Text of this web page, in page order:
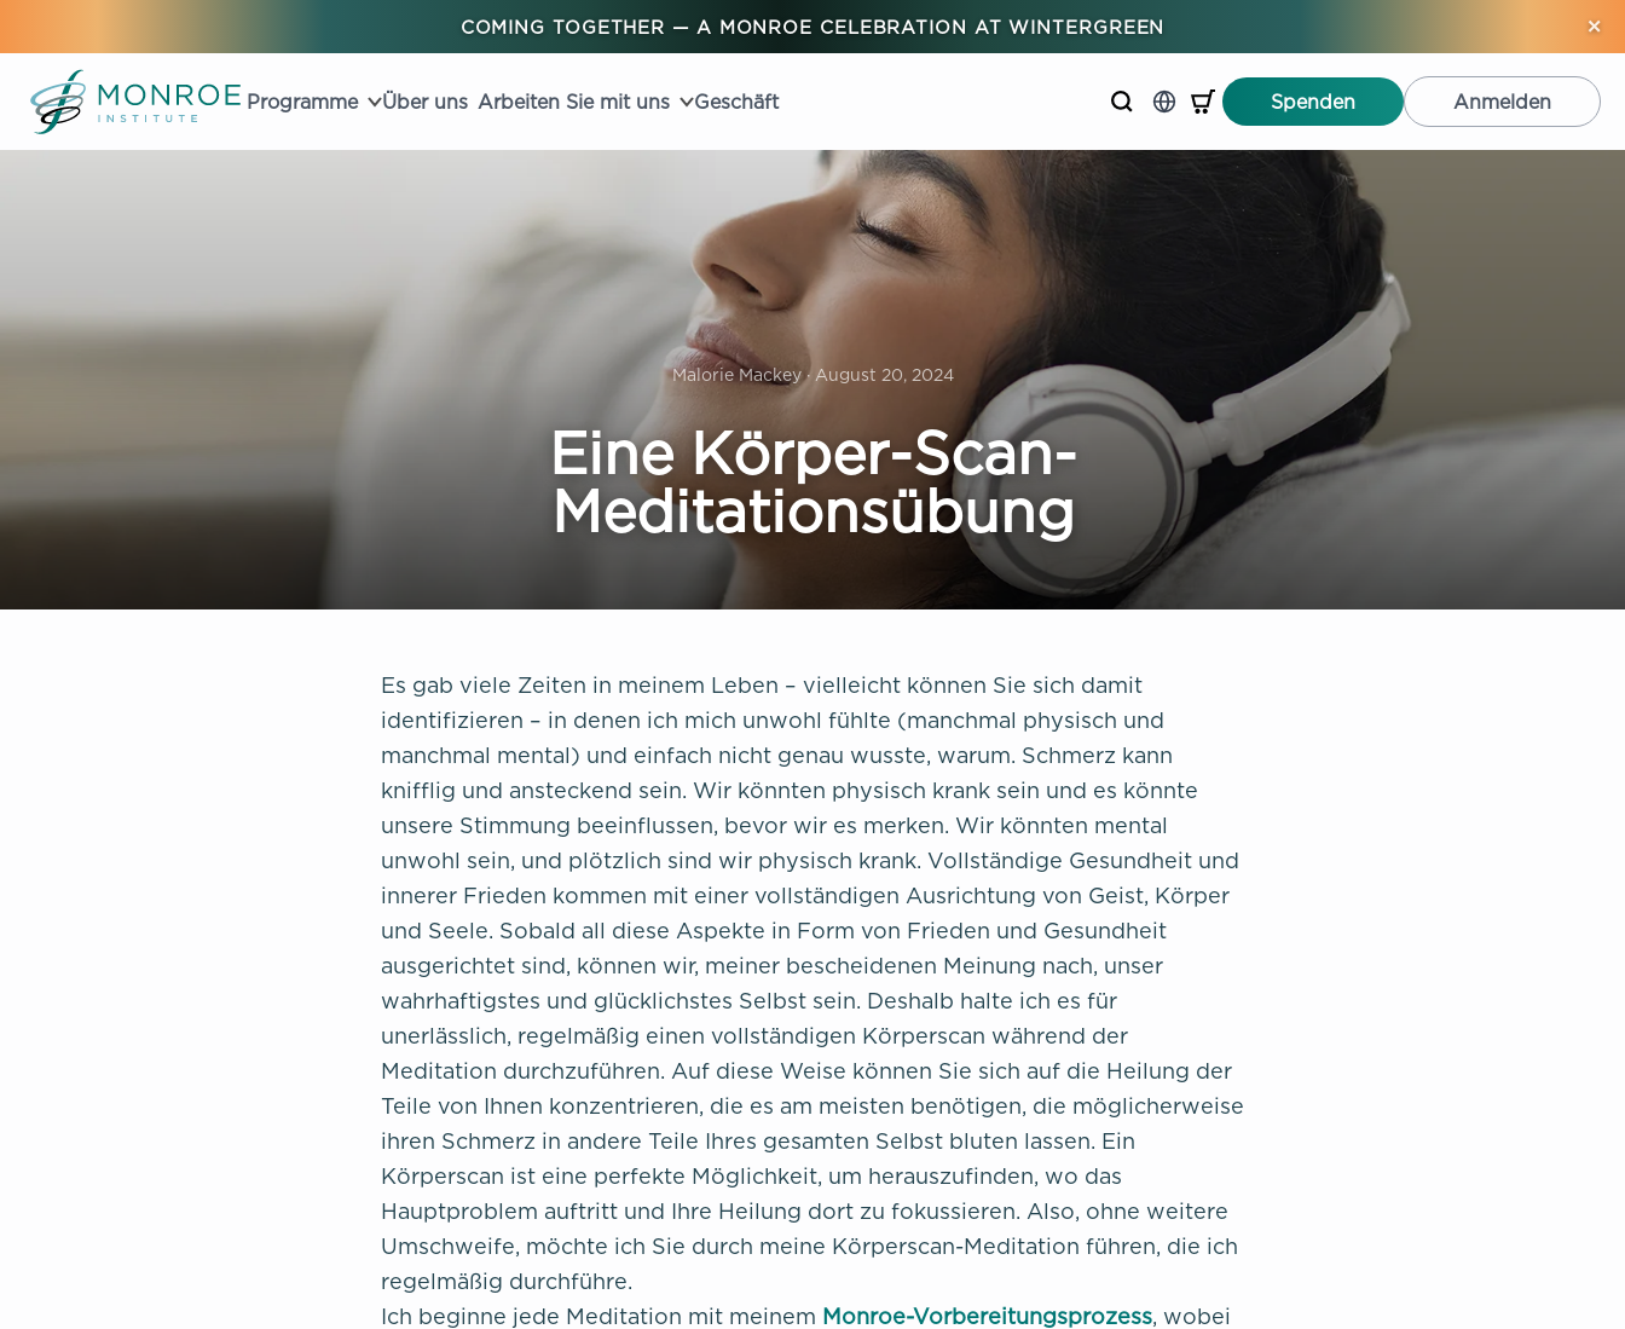
COMING TOGETHER — A MONROE CELEBRATION AT WINTERGREEN ×
Programme Über uns Arbeiten Sie mit uns Geschäft Spenden Anmelden
Malorie Mackey · August 20, 2024
Eine Körper-Scan-
Meditationsübung
Es gab viele Zeiten in meinem Leben – vielleicht können Sie sich damit
identifizieren – in denen ich mich unwohl fühlte (manchmal physisch und
manchmal mental) und einfach nicht genau wusste, warum. Schmerz kann
knifflig und ansteckend sein. Wir könnten physisch krank sein und es könnte
unsere Stimmung beeinflussen, bevor wir es merken. Wir könnten mental
unwohl sein, und plötzlich sind wir physisch krank. Vollständige Gesundheit und
innerer Frieden kommen mit einer vollständigen Ausrichtung von Geist, Körper
und Seele. Sobald all diese Aspekte in Form von Frieden und Gesundheit
ausgerichtet sind, können wir, meiner bescheidenen Meinung nach, unser
wahrhaftigstes und glücklichstes Selbst sein. Deshalb halte ich es für
unerlässlich, regelmäßig einen vollständigen Körperscan während der
Meditation durchzuführen. Auf diese Weise können Sie sich auf die Heilung der
Teile von Ihnen konzentrieren, die es am meisten benötigen, die möglicherweise
ihren Schmerz in andere Teile Ihres gesamten Selbst bluten lassen. Ein
Körperscan ist eine perfekte Möglichkeit, um herauszufinden, wo das
Hauptproblem auftritt und Ihre Heilung dort zu fokussieren. Also, ohne weitere
Umschweife, möchte ich Sie durch meine Körperscan-Meditation führen, die ich
regelmäßig durchführe.
Ich beginne jede Meditation mit meinem Monroe-Vorbereitungsprozess, wobei